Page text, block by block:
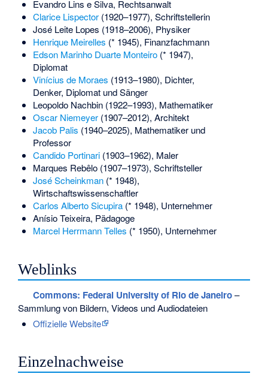
Evandro Lins e Silva, Rechtsanwalt
Clarice Lispector(1920–1977), Schriftstellerin
José Leite Lopes (1918–2006), Physiker
Henrique Meirelles (* 1945), Finanzfachmann
Edson Marinho Duarte Monteiro(* 1947),
Diplomat
Vinícius de Moraes (1913–1980), Dichter,
Denker, Diplomat und Sänger
Leopoldo Nachbin(1922–1993), Mathematiker
Oscar Niemeyer(1907–2012), Architekt
Jacob Palis (1940–2025), Mathematiker und
Professor
Candido Portinari(1903–1962), Maler
Marques Rebêlo(1907–1973), Schriftsteller
José Scheinkman(* 1948),
Wirtschaftswissenschaftler
Carlos Alberto Sicupira(* 1948), Unternehmer
Anísio Teixeira, Pädagoge
Marcel Herrmann Telles (* 1950), Unternehmer
Weblinks
Commons: Federal University of Rio de Janeiro–
Sammlung von Bildern, Videos und Audiodateien
Offizielle Website
Einzelnachweise